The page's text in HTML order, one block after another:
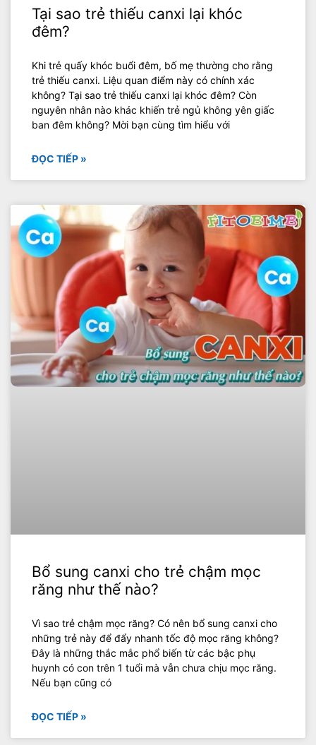
Tại sao trẻ thiếu canxi lại khóc
đêm?
Khi trẻ quấy khóc buổi đêm, bố mẹ thường cho rằng
trẻ thiếu canxi. Liệu quan điểm này có chính xác
không? Tại sao trẻ thiếu canxi lại khóc đêm? Còn
nguyên nhân nào khác khiến trẻ ngủ không yên giấc
ban đêm không? Mời bạn cùng tìm hiểu với
ĐỌC TIẾP »
Bổ sung canxi cho trẻ chậm mọc
răng như thế nào?
Vì sao trẻ chậm mọc răng? Có nên bổ sung canxi cho
những trẻ này để đẩy nhanh tốc độ mọc răng không?
Đây là những thắc mắc phổ biến từ các bậc phụ
huynh có con trên 1 tuổi mà vẫn chưa chịu mọc răng.
Nếu bạn cũng có
ĐỌC TIẾP »